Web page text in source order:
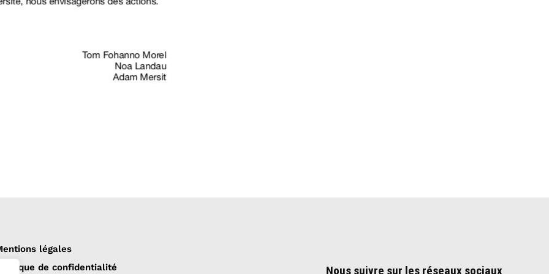
légales
de confidentialité
Nous suivre sur les réseaux sociaux